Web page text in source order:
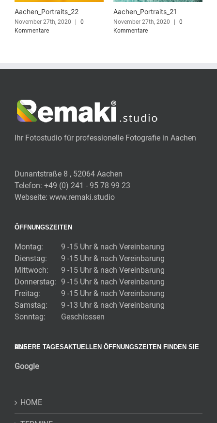
Aachen_Portraits_22
November 27th, 2020
0
Kommentare
Aachen_Portraits_21
November 27th, 2020
0
Kommentare
Ihr Fotostudio für professionelle Fotografie in Aachen
Dunantstraße 8 , 52064 Aachen
Telefon: +49 (0) 241 - 95 78 99 23
Webseite: www.remaki.studio
ÖFFNUNGSZEITEN
Montag:
Dienstag:
Mittwoch:
Donnerstag:
Freitag:
Samstag:
Sonntag:
9 -15 Uhr & nach Vereinbarung
9 -15 Uhr & nach Vereinbarung
9 -15 Uhr & nach Vereinbarung
9 -15 Uhr & nach Vereinbarung
9 -15 Uhr & nach Vereinbarung
9 -13 Uhr & nach Vereinbarung
Geschlossen
UNSERE TAGESAKTUELLEN ÖFFNUNGSZEITEN FINDEN SIE AUF
Google
HOME